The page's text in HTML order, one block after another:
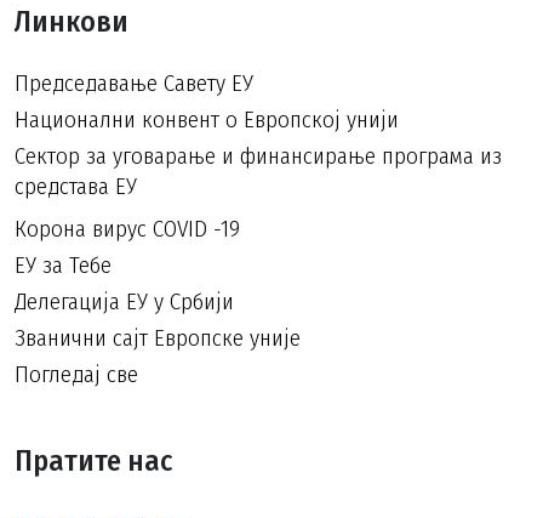
Линкови
Председавање Савету ЕУ
Национални конвент о Европској унији
Сектор за уговарање и финансирање програма из
средстава ЕУ
Корона вирус COVID -19
ЕУ за Тебе
Делегација ЕУ у Србији
Званични сајт Европске уније
Погледај све
Пратите нас